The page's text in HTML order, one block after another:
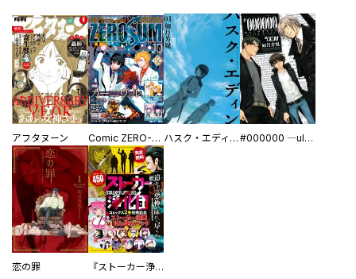
アフタヌーン Comic ZERO-SUM (コミック ゼロサム) ハスク・エディン husk of Eden #000000 ―ultra black―
恋の罪 『ストーカー浄化団』コミックス２巻発売記念 恐怖！ストーカー漫画 試し読みパック